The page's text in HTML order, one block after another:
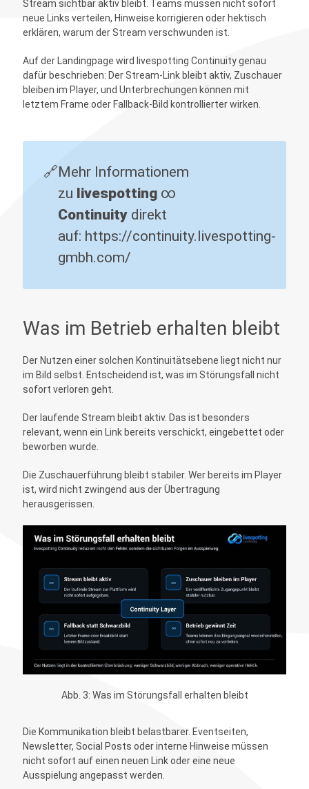
Stream sichtbar aktiv bleibt. Teams müssen nicht sofort
neue Links verteilen, Hinweise korrigieren oder hektisch
erklären, warum der Stream verschwunden ist.
Auf der Landingpage wird livespotting Continuity genau
dafür beschrieben: Der Stream-Link bleibt aktiv, Zuschauer
bleiben im Player, und Unterbrechungen können mit
letztem Frame oder Fallback-Bild kontrollierter wirken.
🔗Mehr Informationem
zu livespotting ∞
Continuitydirekt
auf: https://continuity.livespotting-
gmbh.com/
Was im Betrieb erhalten bleibt
Der Nutzen einer solchen Kontinuitätsebene liegt nicht nur
im Bild selbst. Entscheidend ist, was im Störungsfall nicht
sofort verloren geht.
Der laufende Stream bleibt aktiv. Das ist besonders
relevant, wenn ein Link bereits verschickt, eingebettet oder
beworben wurde.
Die Zuschauerführung bleibt stabiler. Wer bereits im Player
ist, wird nicht zwingend aus der Übertragung
herausgerissen.
Abb. 3: Was im Störungsfall erhalten bleibt
Die Kommunikation bleibt belastbarer. Eventseiten,
Newsletter, Social Posts oder interne Hinweise müssen
nicht sofort auf einen neuen Link oder eine neue
Ausspielung angepasst werden.